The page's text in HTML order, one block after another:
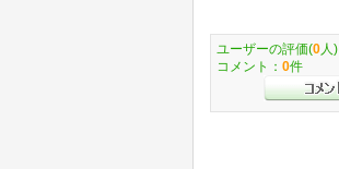
ユーザーの評価(0 人)
コメント： 0件